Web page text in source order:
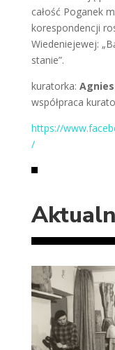
całość Poganek
korespondencji
Wiedeniejewej:
stanie”.
kuratorka:
współpraca
https://
/